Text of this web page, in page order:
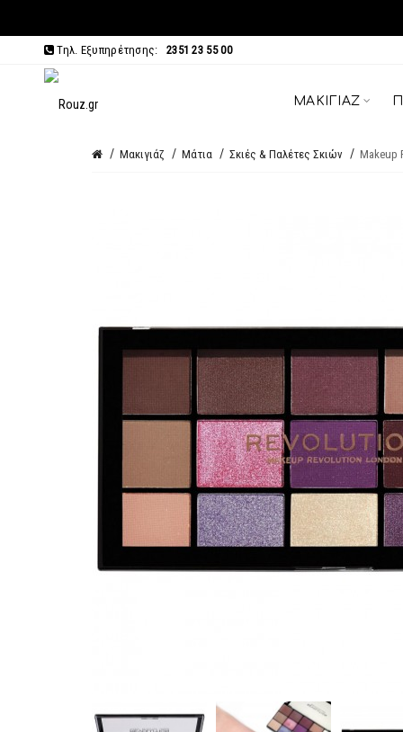
Τηλ. Εξυπηρέτησης: 2351 23 55 00
ΜΑΚΙΓΙΆΖ
Μακιγιάζ Μάτια Σκιές & Παλέτες Σκιών Makeup